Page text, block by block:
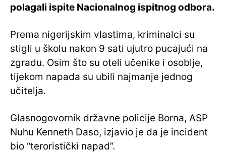
polagali ispite Nacionalnog ispitnog odbora.
Prema nigerijskim vlastima, kriminalci su
stigli u školu nakon 9 sati ujutro pucajući na
zgradu. Osim što su oteli učenike i osoblje,
tijekom napada su ubili najmanje jednog
učitelja.
Glasnogovornik državne policije Borna, ASP
Nuhu Kenneth Daso, izjavio je da je incident
bio “teroristički napad”.